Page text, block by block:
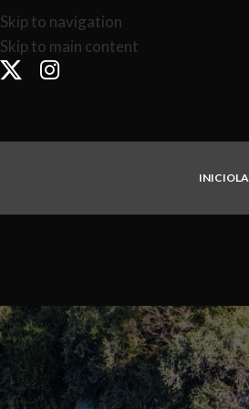
Skip to navigation
Skip to main content
INICIO